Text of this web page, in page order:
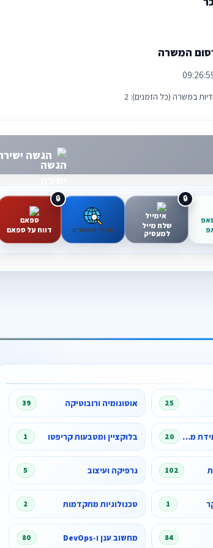
המשרה
במשרה (כל הזמנים): 2
הגשה
שלח מייל
למעסיק
מקור המשרה דווח על ספאם
25 אוטונומיה ורובוטיקה 39
בינה מלאכותית ולמידת מכונה 20 בלוקציין ומטבעות קריפטו 1
102 גרפיקה ועיצוב 5
1 טכנולוגיות מתקדמות 2
84 מחשוב ענן ו‑DevOps 80